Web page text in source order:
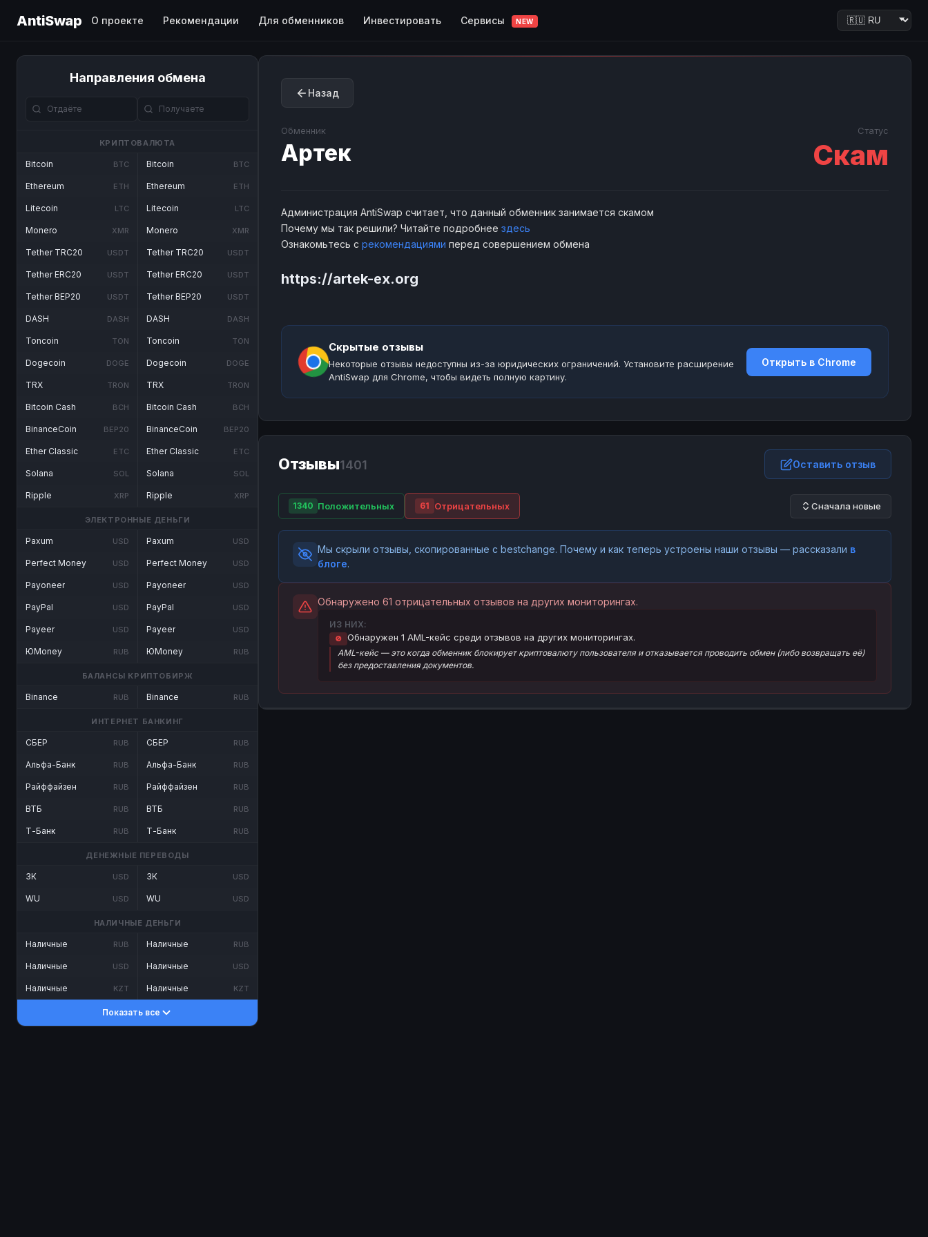
AntiSwap О проекте Рекомендации Для обменников Инвестировать Сервисы NEW
Направления обмена
КРИПТОВАЛЮТА
Bitcoin BTC
Ethereum ETH
Litecoin LTC
Monero XMR
Tether TRC20 USDT
Tether ERC20 USDT
Tether BEP20 USDT
DASH DASH
Toncoin TON
Dogecoin DOGE
TRX TRON
Bitcoin Cash BCH
BinanceCoin BEP20
Ether Classic ETC
Solana SOL
Ripple XRP
Bitcoin BTC
Ethereum ETH
Litecoin LTC
Monero XMR
Tether TRC20 USDT
Tether ERC20 USDT
Tether BEP20 USDT
DASH DASH
Toncoin TON
Dogecoin DOGE
TRX TRON
Bitcoin Cash BCH
BinanceCoin BEP20
Ether Classic ETC
Solana SOL
Ripple XRP
ЭЛЕКТРОННЫЕ ДЕНЬГИ
Paxum USD
Perfect Money USD
Payoneer USD
PayPal USD
Payeer USD
ЮMoney RUB
Paxum USD
Perfect Money USD
Payoneer USD
PayPal USD
Payeer USD
ЮMoney RUB
БАЛАНСЫ КРИПТОБИРЖ
Binance RUB Binance RUB
ИНТЕРНЕТ БАНКИНГ
СБЕР RUB
Альфа-Банк RUB
Райффайзен RUB
ВТБ RUB
Т-Банк RUB
СБЕР RUB
Альфа-Банк RUB
Райффайзен RUB
ВТБ RUB
Т-Банк RUB
ДЕНЕЖНЫЕ ПЕРЕВОДЫ
ЗК USD
WU USD
ЗК USD
WU USD
НАЛИЧНЫЕ ДЕНЬГИ
Наличные RUB
Наличные USD
Наличные KZT
Наличные RUB
Наличные USD
Наличные KZT
Показать все
Назад
Обменник
Артек
Статус
Скам
Администрация AntiSwap считает, что данный обменник занимается скамом
Почему мы так решили? Читайте подробнее здесь
Ознакомьтесь с рекомендациями перед совершением обмена
https://artek-ex.org
Скрытые отзывы
Некоторые отзывы недоступны из-за юридических ограничений. Установите расширение
AntiSwap для Chrome, чтобы видеть полную картину.
Открыть в Chrome
Отзывы1401 Оставить отзыв
1340 Положительных 61 Отрицательных Сначала новые
Мы скрыли отзывы, скопированные с bestchange. Почему и как теперь устроены наши отзывы — рассказали в
блоге.
Обнаружено 61 отрицательных отзывов на других мониторингах.
ИЗ НИХ:
🚫 Обнаружен 1 AML-кейс среди отзывов на других мониторингах.
AML-кейс — это когда обменник блокирует криптовалюту пользователя и отказывается проводить обмен (либо возвращать её)
без предоставления документов.